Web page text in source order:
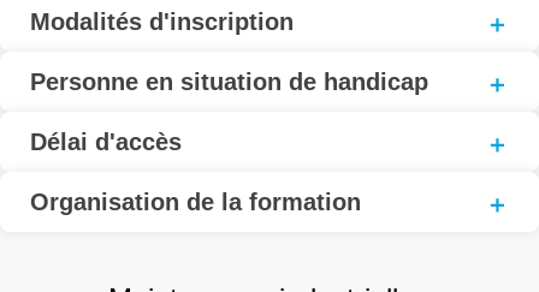
Modalités d'inscription
Personne en situation de handicap
Délai d'accès
Organisation de la formation